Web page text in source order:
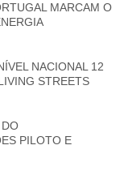
MARCAM O
NACIONAL 12
STREETS
PILOTO E